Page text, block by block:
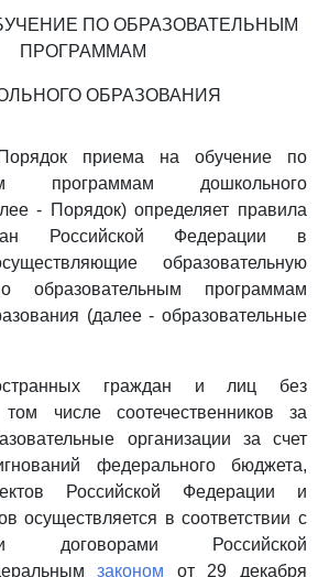
ПО ОБРАЗОВАТЕЛЬНЫМ
ПРОГРАММАМ
ОБРАЗОВАНИЯ
приема на обучение по
программам дошкольного
- Порядок) определяет правила
Российской Федерации в
образовательную
образовательным программам
(далее - образовательные
граждан и лиц без
числе соотечественников за
организации за счет
федерального бюджета,
Российской Федерации и
осуществляется в соответствии с
договорами Российской
законом от 29 декабря